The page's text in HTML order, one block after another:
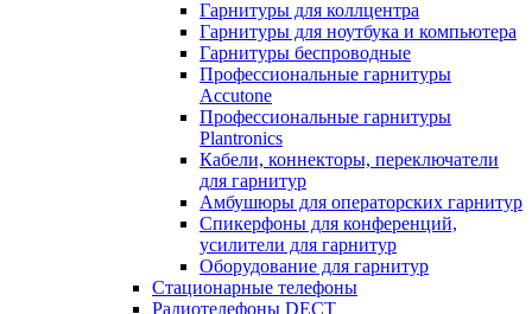
Гарнитуры для коллцентра
Гарнитуры для ноутбука и компьютера
Гарнитуры беспроводные
Профессиональные гарнитуры
Accutone
Профессиональные гарнитуры
Plantronics
Кабели, коннекторы, переключатели
для гарнитур
Амбушюры для операторских гарнитур
Cпикерфоны для конференций,
усилители для гарнитур
Оборудование для гарнитур
Стационарные телефоны
Радиотелефоны DECT